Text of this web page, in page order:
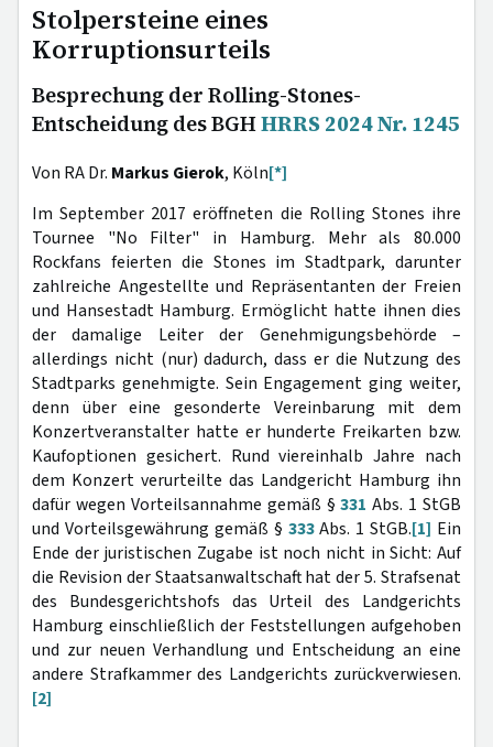
Stolpersteine eines
Korruptionsurteils
Besprechung der Rolling-Stones-
Entscheidung des BGHHRRS 2024 Nr. 1245
Von RA Dr. Markus Gierok, Köln[*]
Im September 2017 eröffneten die Rolling Stones ihre
Tournee "No Filter" in Hamburg. Mehr als 80.000
Rockfans feierten die Stones im Stadtpark, darunter
zahlreiche Angestellte und Repräsentanten der Freien
und Hansestadt Hamburg. Ermöglicht hatte ihnen dies
der damalige Leiter der Genehmigungsbehörde –
allerdings nicht (nur) dadurch, dass er die Nutzung des
Stadtparks genehmigte. Sein Engagement ging weiter,
denn über eine gesonderte Vereinbarung mit dem
Konzertveranstalter hatte er hunderte Freikarten bzw.
Kaufoptionen gesichert. Rund viereinhalb Jahre nach
dem Konzert verurteilte das Landgericht Hamburg ihn
dafür wegen Vorteilsannahme gemäß §331 Abs. 1 StGB
und Vorteilsgewährung gemäß § 333Abs. 1 StGB.[1] Ein
Ende der juristischen Zugabe ist noch nicht in Sicht: Auf
die Revision der Staatsanwaltschaft hat der 5. Strafsenat
des Bundesgerichtshofs das Urteil des Landgerichts
Hamburg einschließlich der Feststellungen aufgehoben
und zur neuen Verhandlung und Entscheidung an eine
andere Strafkammer des Landgerichts zurückverwiesen.
[2]